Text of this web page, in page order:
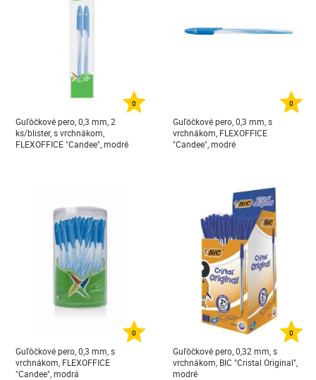
0
Guľôčkové pero, 0,3 mm, 2
ks/blister, s vrchnákom,
FLEXOFFICE "Candee", modré
0
Guľôčkové pero, 0,3 mm, s
vrchnákom, FLEXOFFICE
"Candee", modré
0
Guľôčkové pero, 0,3 mm, s
vrchnákom, FLEXOFFICE
"Candee", modrá
0
Guľôčkové pero, 0,32 mm, s
vrchnákom, BIC "Cristal Original",
modré